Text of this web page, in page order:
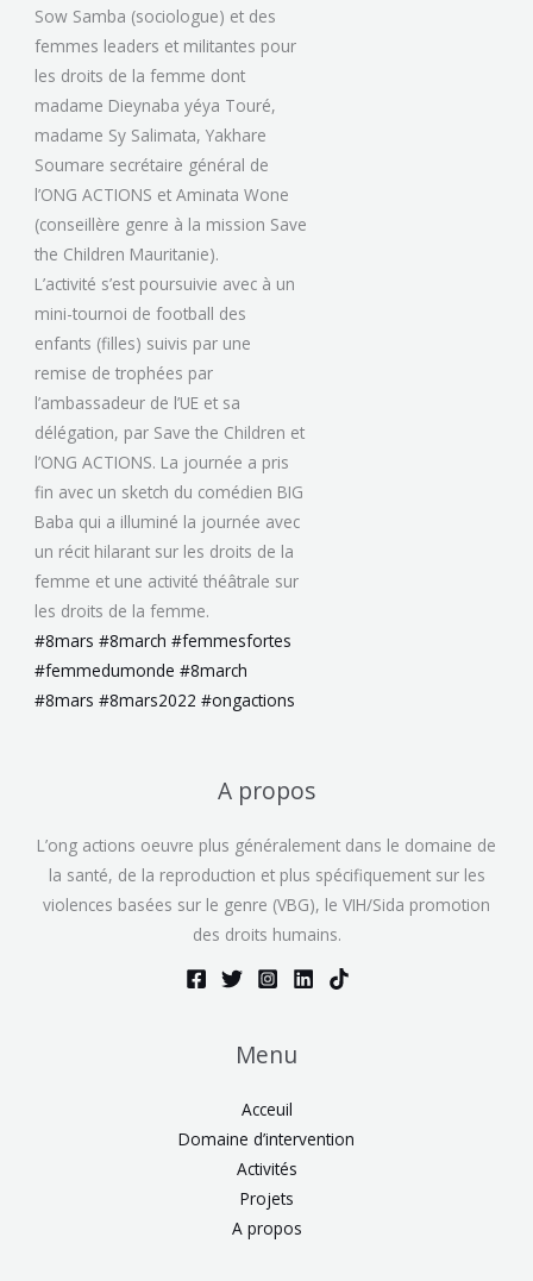
Sow Samba (sociologue) et des
femmes leaders et militantes pour
les droits de la femme dont
madame Dieynaba yéya Touré,
madame Sy Salimata, Yakhare
Soumare secrétaire général de
l’ONG ACTIONS et Aminata Wone
(conseillère genre à la mission Save
the Children Mauritanie).
L’activité s’est poursuivie avec à un
mini-tournoi de football des
enfants (filles) suivis par une
remise de trophées par
l’ambassadeur de l’UE et sa
délégation, par Save the Children et
l’ONG ACTIONS. La journée a pris
fin avec un sketch du comédien BIG
Baba qui a illuminé la journée avec
un récit hilarant sur les droits de la
femme et une activité théâtrale sur
les droits de la femme.
#8mars #8march #femmesfortes
#femmedumonde #8march
#8mars #8mars2022 #ongactions
A propos
L’ong actions oeuvre plus généralement dans le domaine de
la santé, de la reproduction et plus spécifiquement sur les
violences basées sur le genre (VBG), le VIH/Sida promotion
des droits humains.
Menu
Acceuil
Domaine d’intervention
Activités
Projets
A propos